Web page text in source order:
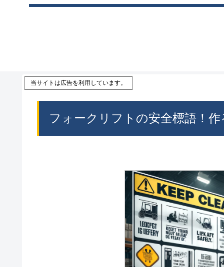
当サイトは広告を利用しています。
フォークリフトの安全標語！